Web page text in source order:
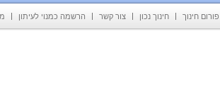
פורום חינוך חינוך נכון צור קשר הרשמה כמנוי לעיתון